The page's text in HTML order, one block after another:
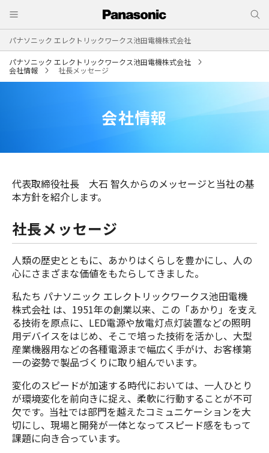
パナソニック エレクトリックワークス池田電機株式会社
パナソニック エレクトリックワークス池田電機株式会社
会社情報
社長メッセージ
会社情報
代表取締役社長 大石 智久からのメッセージと当社の基
本方針を紹介します。
社長メッセージ
人類の歴史とともに、あかりはくらしを豊かにし、人の
心にさまざまな価値をもたらしてきました。
私たち パナソニック エレクトリックワークス池田電機
株式会社 は、1951年の創業以来、この「あかり」を支え
る技術を原点に、LED電源や放電灯点灯装置などの照明
用デバイスをはじめ、そこで培った技術を活かし、大型
産業機器用などの各種電源まで幅広く手がけ、お客様第
一の姿勢で製品づくりに取り組んでいます。
変化のスピードが加速する時代においては、一人ひとり
が環境変化を前向きに捉え、柔軟に行動することが不可
欠です。当社では部門を越えたコミュニケーションを大
切にし、現場と開発が一体となってスピード感をもって
課題に向き合っています。